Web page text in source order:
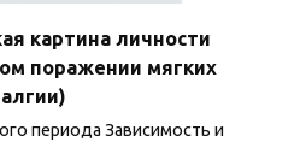
картина личности
поражении мягких
периода Зависимость и